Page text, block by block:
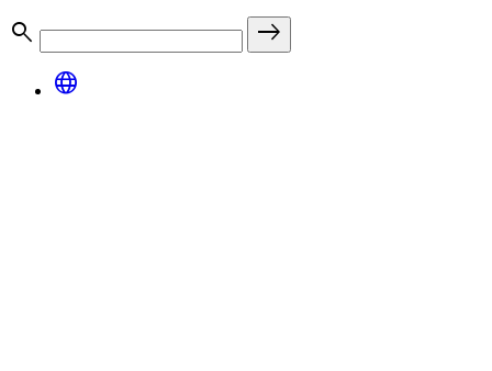
search
east
language